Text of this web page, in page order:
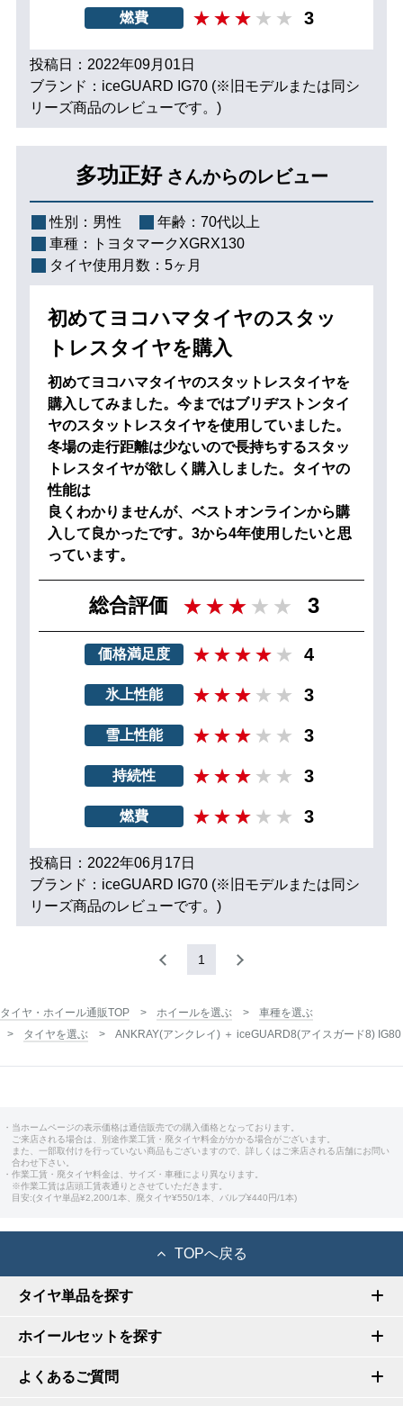
燃費 3
投稿日：2022年09月01日
ブランド：iceGUARD IG70 (※旧モデルまたは同シ
リーズ商品のレビューです。)
多功正好 さんからのレビュー
性別： 男性 年齢： 70代以上
車種：
トヨタマークXGRX130
タイヤ使用月数： 5ヶ月
初めてヨコハマタイヤのスタッ
トレスタイヤを購入
初めてヨコハマタイヤのスタットレスタイヤを
購入してみました。今まではブリヂストンタイ
ヤのスタットレスタイヤを使用していました。
冬場の走行距離は少ないので長持ちするスタッ
トレスタイヤが欲しく購入しました。タイヤの
性能は
良くわかりませんが、ベストオンラインから購
入して良かったです。3から4年使用したいと思
っています。
総合評価 3
価格満足度 4
氷上性能 3
雪上性能 3
持続性 3
燃費 3
投稿日：2022年06月17日
ブランド：iceGUARD IG70 (※旧モデルまたは同シ
リーズ商品のレビューです。)
1
タイヤ・ホイール通販TOP ホイールを選ぶ
車種を選ぶ
タイヤを選ぶ
ANKRAY(アンクレイ) ＋ iceGUARD8(アイスガード8) IG80
・当ホームページの表示価格は通信販売での購入価格となっております。
ご来店される場合は、別途作業工賃・廃タイヤ料金がかかる場合がございます。
また、一部取付けを行っていない商品もございますので、詳しくはご来店される店舗にお問い
合わせ下さい。
・作業工賃・廃タイヤ料金は、サイズ・車種により異なります。
※作業工賃は店頭工賃表通りとさせていただきます。
目安:(タイヤ単品¥2,200/1本、廃タイヤ¥550/1本、バルブ¥440円/1本)
TOPへ戻る
タイヤ単品を探す
ホイールセットを探す
よくあるご質問